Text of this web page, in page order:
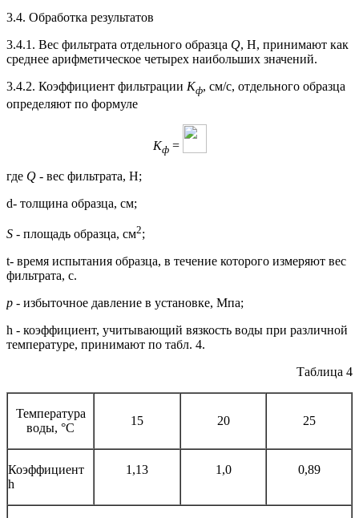
3.4. Обработка результатов
3.4.1. Вес фильтрата отдельного образца Q, Н, принимают как
среднее арифметическое четырех наибольших значений.
3.4.2. Коэффициент фильтрации Кф, см/с, отдельного образца
определяют по формуле
Кф=
где Q - вес фильтрата, Н;
d- толщина образца, см;
S - площадь образца, см2;
t- время испытания образца, в течение которого измеряют вес
фильтрата, с.
р - избыточное давление в установке, Мпа;
h - коэффициент, учитывающий вязкость воды при различной
температуре, принимают по табл. 4.
Таблица 4
Температура
воды, °С
15 20 25
Коэффициент
h
1,13 1,0 0,89